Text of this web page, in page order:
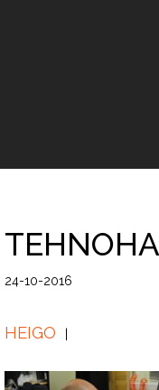
24-10-2016
HEIGO